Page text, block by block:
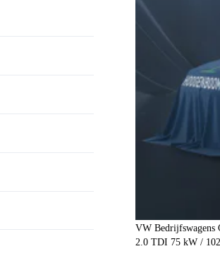
VW Bedrijfswagens
2.0 TDI 75 kW /